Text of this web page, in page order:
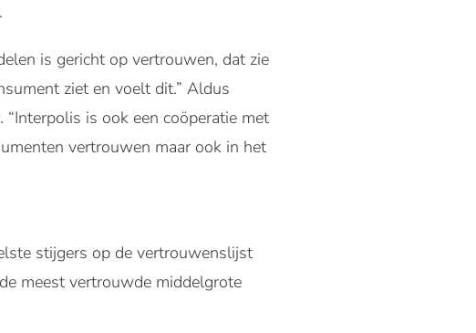
is gericht op vertrouwen, dat zie
ziet en voelt dit.” Aldus
is ook een coöperatie met
vertrouwen maar ook in het
stijgers op de vertrouwenslijst
meest vertrouwde middelgrote